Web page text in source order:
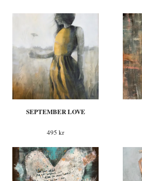
SEPTEMBER LOVE
495 kr